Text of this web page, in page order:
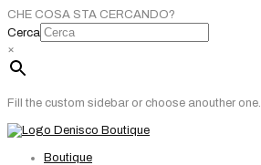
CHE COSA STA CERCANDO?
Cerca
×
Fill the custom sidebar or choose anouther one.
Boutique